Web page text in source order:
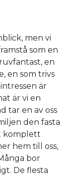
men vi
som en
en
en som trivs
är
är vi en
tar en av oss
den fasta
komplett
hem till oss,
bor
De flesta